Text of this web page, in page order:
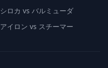
シロカ vs バルミューダ
アイロン vs スチーマー